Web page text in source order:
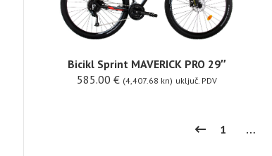
Bicikl Sprint MAVERICK PRO 29″
585.00 € (4,407.68 kn) uključ. PDV
1 …